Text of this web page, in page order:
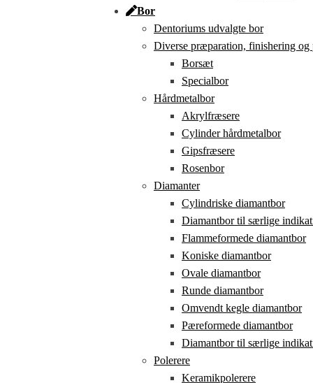
Bor
Dentoriums udvalgte bor
Diverse præparation, finishering og
Borsæt
Specialbor
Hårdmetalbor
Akrylfræsere
Cylinder hårdmetalbor
Gipsfræsere
Rosenbor
Diamanter
Cylindriske diamantbor
Diamantbor til særlige
Flammeformede diamantbor
Koniske diamantbor
Ovale diamantbor
Runde diamantbor
Omvendt kegle diamantbor
Pæreformede diamantbor
Diamantbor til særlige
Polerere
Keramikpolerere